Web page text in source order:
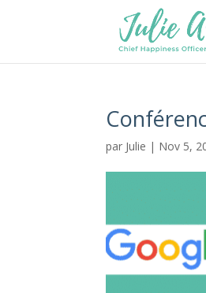
par Julie | Nov 5,